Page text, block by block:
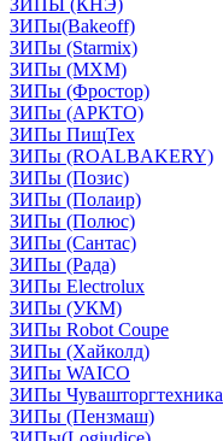
ЗИПЫ (КНЭ)
ЗИПы(Bakeoff)
ЗИПы (Starmix)
ЗИПы (МХМ)
ЗИПы (Фростор)
ЗИПы (АРКТО)
ЗИПы ПищТех
ЗИПы (ROALBAKERY)
ЗИПы (Позис)
ЗИПы (Полаир)
ЗИПы (Полюс)
ЗИПы (Сантас)
ЗИПы (Рада)
ЗИПы Electrolux
ЗИПы (УКМ)
ЗИПы Robot Coupe
ЗИПы (Хайколд)
ЗИПы WAICO
ЗИПы Чувашторгтехника
ЗИПы (Пензмаш)